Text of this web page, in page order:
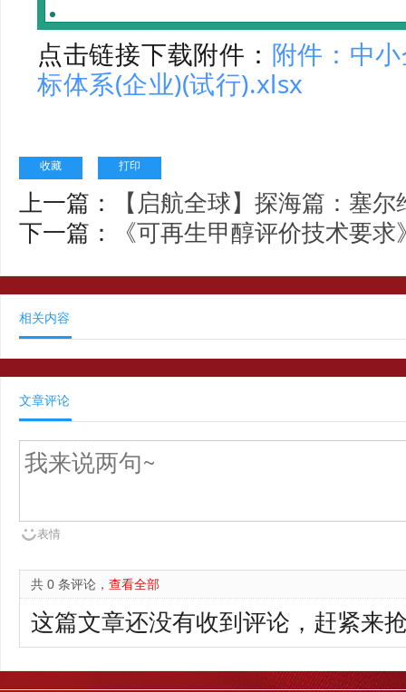
点击链接下载附件： 附件：中
标体系(企业)(试行).xlsx
收藏 打印
上一篇：
【启航全球】探海篇：塞
下一篇：
《可再生甲醇评价技术要
相关内容
文章评论
表情
共 0 条评论， 查看全部
这篇文章还没有收到评论，赶紧来